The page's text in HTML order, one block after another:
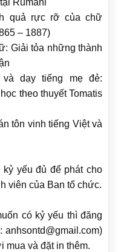
Rumani
quả rực rỡ của chữ
– 1887)
Giải tỏa những thành
dạy tiếng mẹ đẻ:
theo thuyết Tomatis
tôn vinh tiếng Việt và
yếu đủ để phát cho
viên của Ban tổ chức.
có kỷ yếu thì đăng
và đặt in thêm.